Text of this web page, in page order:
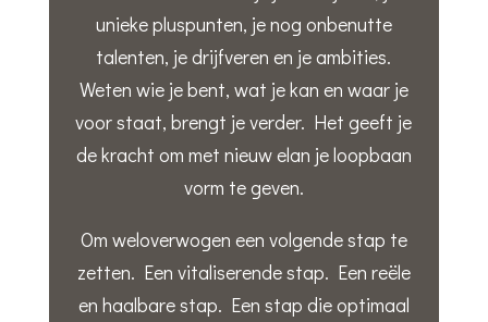
unieke pluspunten, je nog onbenutte
talenten, je drijfveren en je ambities.
Weten wie je bent, wat je kan en waar je
voor staat, brengt je verder. Het geeft je
de kracht om met nieuw elan je loopbaan
vorm te geven.
Om weloverwogen een volgende stap te
zetten. Een vitaliserende stap. Een reële
en haalbare stap. Een stap die optimaal